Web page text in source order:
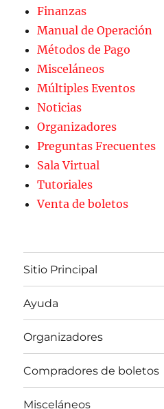
Finanzas
Manual de Operación
Métodos de Pago
Misceláneos
Múltiples Eventos
Noticias
Organizadores
Preguntas Frecuentes
Sala Virtual
Tutoriales
Venta de boletos
Sitio Principal
Ayuda
Organizadores
Compradores de boletos
Misceláneos